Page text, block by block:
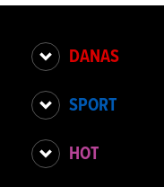
DANAS
SPORT
HOT